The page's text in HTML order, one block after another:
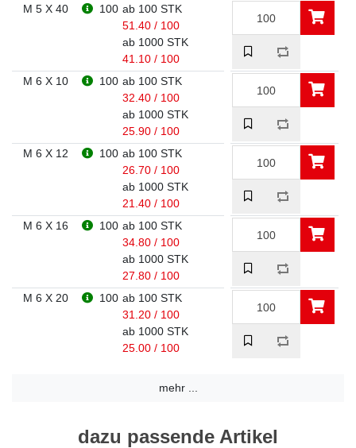
M 5 X 40 100 ab 100 STK
51.40 / 100
ab 1000 STK
41.10 / 100
M 6 X 10
100 ab 100 STK
32.40 / 100
ab 1000 STK
25.90 / 100
M 6 X 12
100 ab 100 STK
26.70 / 100
ab 1000 STK
21.40 / 100
M 6 X 16
100 ab 100 STK
34.80 / 100
ab 1000 STK
27.80 / 100
M 6 X 20
100 ab 100 STK
31.20 / 100
ab 1000 STK
25.00 / 100
mehr ...
dazu passende Artikel